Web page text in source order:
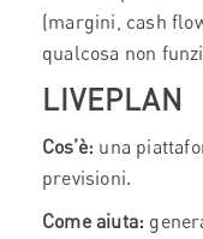
(margini, cash
qualcosa non
LIVEPLAN
Cos’è: una
previsioni.
Come aiuta: